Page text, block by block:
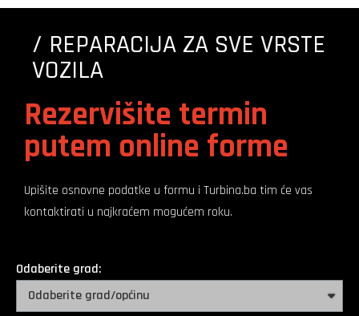
/ REPARACIJA ZA SVE VRSTE
VOZILA
Rezervišite termin
putem online forme
Upišite osnovne podatke u formu i Turbina.ba tim će vas
kontaktirati u najkraćem mogućem roku.
Odaberite grad: